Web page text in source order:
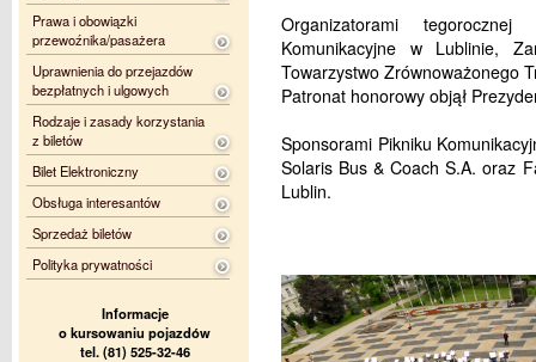
Organizatorami
Komunikacyjne w Lublinie,
Towarzystwo Zrównoważonego
Patronat honorowy objął
Sponsorami Pikniku
Solaris Bus & Coach S.A. oraz
Lublin.
Prawa i obowiązki
przewoźnika/pasażera
Uprawnienia do przejazdów
bezpłatnych i ulgowych
Rodzaje i zasady korzystania
z biletów
Bilet Elektroniczny
Obsługa interesantów
Sprzedaż biletów
Polityka prywatności
Informacje
o kursowaniu pojazdów
tel. (81) 525-32-46